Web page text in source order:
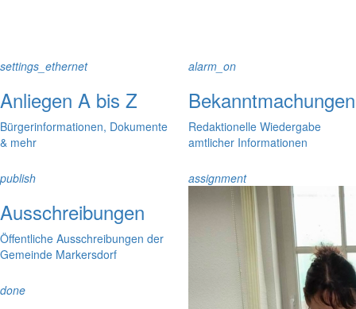
settings_ethernet
Anliegen A bis Z
Bürgerinformationen, Dokumente
& mehr
alarm_on
Bekanntmachungen
Redaktionelle Wiedergabe
amtlicher Informationen
publish
Ausschreibungen
Öffentliche Ausschreibungen der
Gemeinde Markersdorf
assignment
done